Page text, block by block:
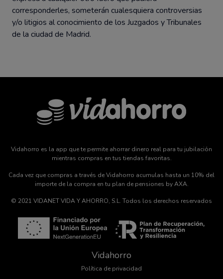
corresponderles, someterán cualesquiera controversias
y/o litigios al conocimiento de los Juzgados y Tribunales
de la ciudad de Madrid.
Vidahorro es la app que te permite ahorrar dinero real para tu jubilación
mientras compras en tus tiendas favoritas.
Cada vez que compras a través de Vidahorro acumulas hasta un 10% del
importe de la compra en tu plan de pensiones by AXA.
© 2021 VIDANET VIDA Y AHORRO, S.L. Todos los derechos reservados
Vidahorro
Política de privacidad